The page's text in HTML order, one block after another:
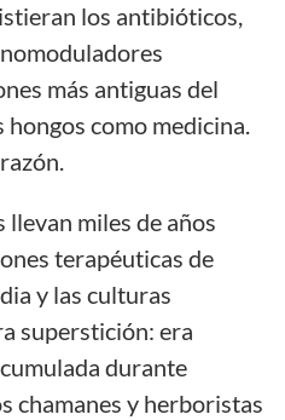
los antibióticos,
más antiguas del
como medicina.
llevan miles de años
terapéuticas de
y las culturas
superstición: era
durante
chamanes y herboristas